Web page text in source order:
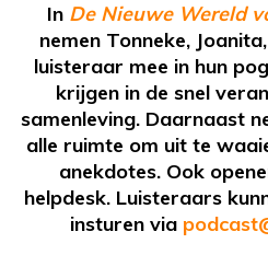
In De Nieuwe Wereld
nemen Tonneke,
luisteraar mee in hun
krijgen in de snel
samenleving. Daarnaast
alle ruimte om uit te
anekdotes. Ook
helpdesk. Luisteraars
insturen via